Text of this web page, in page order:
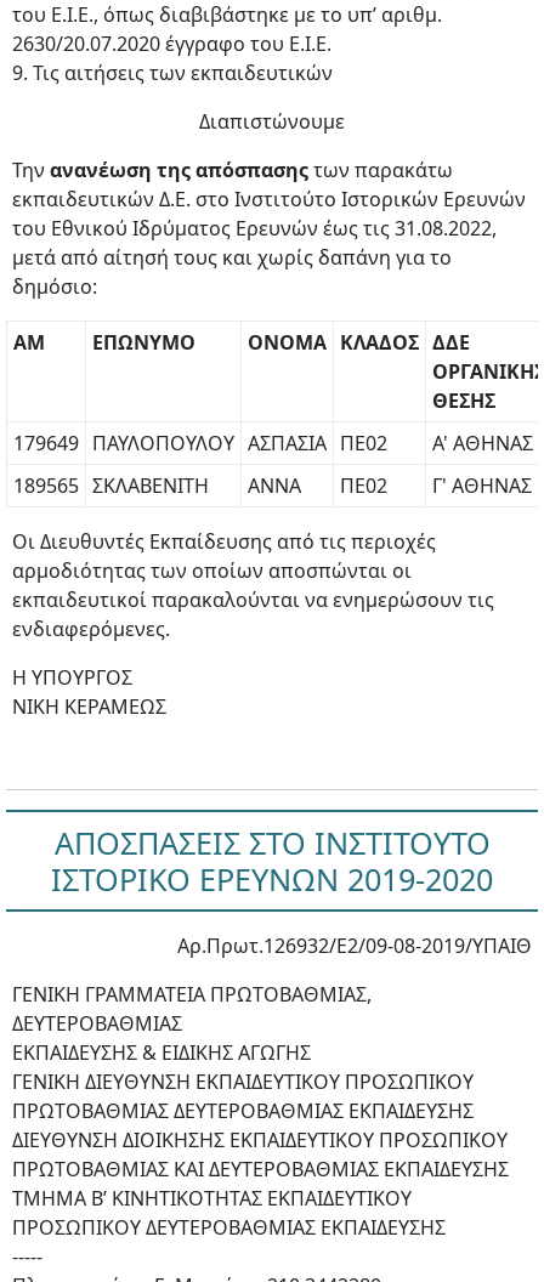
του Ε.Ι.Ε., όπως διαβιβάστηκε με το υπ’ αριθμ.
2630/20.07.2020 έγγραφο του Ε.Ι.Ε.
9. Τις αιτήσεις των εκπαιδευτικών
Διαπιστώνουμε
Την ανανέωση της απόσπασηςτων παρακάτω
εκπαιδευτικών Δ.Ε. στο Ινστιτούτο Ιστορικών Ερευνών
του Εθνικού Ιδρύματος Ερευνών έως τις 31.08.2022,
μετά από αίτησή τους και χωρίς δαπάνη για το
δημόσιο:
ΑΜ ΕΠΩΝΥΜΟ ΟΝΟΜΑ ΚΛΑΔΟΣ ΔΔΕ
ΟΡΓΑΝΙΚΗΣ
ΘΕΣΗΣ
179649 ΠΑΥΛΟΠΟΥΛΟΥ ΑΣΠΑΣΙΑ ΠΕ02
Α' ΑΘΗΝΑΣ
189565 ΣΚΛΑΒΕΝΙΤΗ ΑΝΝΑ ΠΕ02 Γ' ΑΘΗΝΑΣ
Οι Διευθυντές Εκπαίδευσης από τις περιοχές
αρμοδιότητας των οποίων αποσπώνται οι
εκπαιδευτικοί παρακαλούνται να ενημερώσουν τις
ενδιαφερόμενες.
H ΥΠΟΥΡΓΟΣ
ΝΙΚΗ ΚΕΡΑΜΕΩΣ
ΑΠΟΣΠΑΣΕΙΣ ΣΤΟ ΙΝΣΤΙΤΟΥΤΟ
ΙΣΤΟΡΙΚΟ ΕΡΕΥΝΩΝ 2019-2020
Αρ.Πρωτ.126932/Ε2/09-08-2019/ΥΠΑΙΘ
ΓΕΝΙΚΗ ΓΡΑΜΜΑΤΕΙΑ ΠΡΩΤΟΒΑΘΜΙΑΣ,
ΔΕΥΤΕΡΟΒΑΘΜΙΑΣ
ΕΚΠΑΙΔΕΥΣΗΣ & ΕΙΔΙΚΗΣ ΑΓΩΓΗΣ
ΓΕΝΙΚΗ ΔΙΕΥΘΥΝΣΗ ΕΚΠΑΙΔΕΥΤΙΚΟΥ ΠΡΟΣΩΠΙΚΟΥ
ΠΡΩΤΟΒΑΘΜΙΑΣ ΔΕΥΤΕΡΟΒΑΘΜΙΑΣ ΕΚΠΑΙΔΕΥΣΗΣ
ΔΙΕΥΘΥΝΣΗ ΔΙΟΙΚΗΣΗΣ ΕΚΠΑΙΔΕΥΤΙΚΟΥ ΠΡΟΣΩΠΙΚΟΥ
ΠΡΩΤΟΒΑΘΜΙΑΣ ΚΑΙ ΔΕΥΤΕΡΟΒΑΘΜΙΑΣ ΕΚΠΑΙΔΕΥΣΗΣ
ΤΜΗΜΑ Β’ ΚΙΝΗΤΙΚΟΤΗΤΑΣ ΕΚΠΑΙΔΕΥΤΙΚΟΥ
ΠΡΟΣΩΠΙΚΟΥ ΔΕΥΤΕΡΟΒΑΘΜΙΑΣ ΕΚΠΑΙΔΕΥΣΗΣ
-----